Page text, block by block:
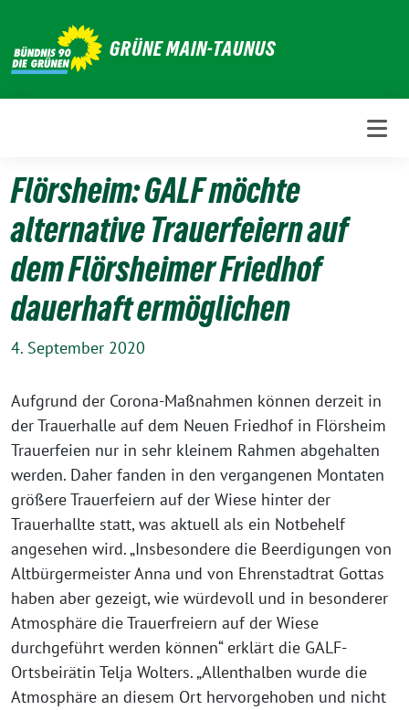
Inhalt
GRÜNE MAIN-TAUNUS
Flörsheim: GALF möchte
alternative Trauerfeiern auf
dem Flörsheimer Friedhof
dauerhaft ermöglichen
4. September 2020
Aufgrund der Corona-Maßnahmen können derzeit in
der Trauerhalle auf dem Neuen Friedhof in Flörsheim
Trauerfeien nur in sehr kleinem Rahmen abgehalten
werden. Daher fanden in den vergangenen Montaten
größere Trauerfeiern auf der Wiese hinter der
Trauerhallte statt, was aktuell als ein Notbehelf
angesehen wird. „Insbesondere die Beerdigungen von
Altbürgermeister Anna und von Ehrenstadtrat Gottas
haben aber gezeigt, wie würdevoll und in besonderer
Atmosphäre die Trauerfreiern auf der Wiese
durchgeführt werden können“ erklärt die GALF-
Ortsbeirätin Telja Wolters. „Allenthalben wurde die
Atmosphäre an diesem Ort hervorgehoben und nicht